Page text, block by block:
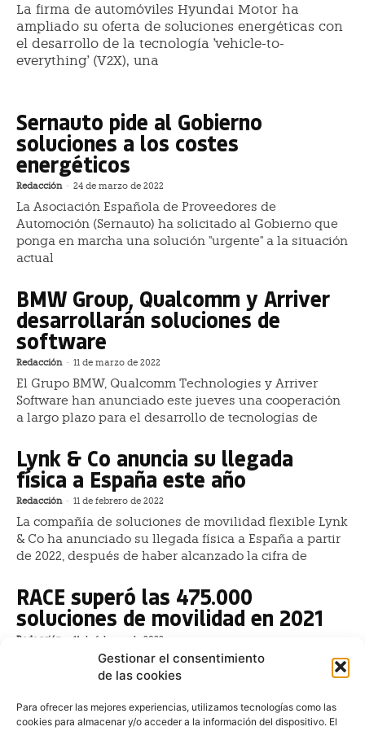
Gestionar el consentimiento
de las cookies
Para ofrecer las mejores experiencias, utilizamos tecnologías como las
cookies para almacenar y/o acceder a la información del dispositivo. El
La firma de automóviles Hyundai Motor ha
ampliado su oferta de soluciones energéticas con
el desarrollo de la tecnología 'vehicle-to-
everything' (V2X), una
Sernauto pide al Gobierno
soluciones a los costes
energéticos
Redacción - 24 de marzo de 2022
La Asociación Española de Proveedores de
Automoción (Sernauto) ha solicitado al Gobierno que
ponga en marcha una solución "urgente" a la situación
actual
BMW Group, Qualcomm y Arriver
desarrollarán soluciones de
software
Redacción - 11 de marzo de 2022
El Grupo BMW, Qualcomm Technologies y Arriver
Software han anunciado este jueves una cooperación
a largo plazo para el desarrollo de tecnologías de
Lynk & Co anuncia su llegada
física a España este año
Redacción - 11 de febrero de 2022
La compañía de soluciones de movilidad flexible Lynk
& Co ha anunciado su llegada física a España a partir
de 2022, después de haber alcanzado la cifra de
RACE superó las 475.000
soluciones de movilidad en 2021
Redacción 11 de febrero de 2022
El Real Automóvil Club de España (RACE) ha realizado
en el año 2021 más de 475.000 soluciones de
que más